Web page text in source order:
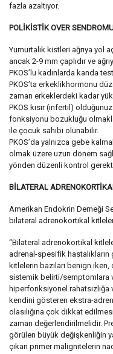
fazla azaltıyor.
POLİKİSTİK OVER
Yumurtalık kistleri ağrıya yol
ancak 2-9 mm çaplıdır ve
PKOS’lu kadınlarda kanda
PKOS’ta erkeklikhormonu
zaman erkeklerdeki kadar
PKOS kısır (infertil)
fonksiyonu bozukluğu
ile çocuk sahibi olunabilir.
PKOS’da yalnızca gebe
olmak üzere uzun dönem
yönden düzenli kontrol
BİLATERAL
Amerikan Endokrin Derneği
bilateral adrenokortikal
“Bilateral adrenokortikal
adrenal-spesifik
kitlelerin bazıları benign
sistemik belirti/semptomlara
hiperfonksiyonel
kendini gösteren ekstra-
olasılığına çok dikkat
zaman değerlendirilmelidir.
görülen büyük değişkenliğin
çıkan primer malignitelerin